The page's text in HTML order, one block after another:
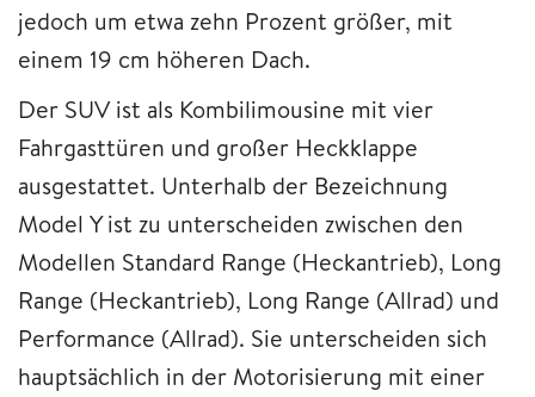
jedoch um etwa zehn Prozent größer, mit
einem 19 cm höheren Dach.
Der SUV ist als Kombilimousine mit vier
Fahrgasttüren und großer Heckklappe
ausgestattet. Unterhalb der Bezeichnung
Model Y ist zu unterscheiden zwischen den
Modellen Standard Range (Heckantrieb), Long
Range (Heckantrieb), Long Range (Allrad) und
Performance (Allrad). Sie unterscheiden sich
hauptsächlich in der Motorisierung mit einer